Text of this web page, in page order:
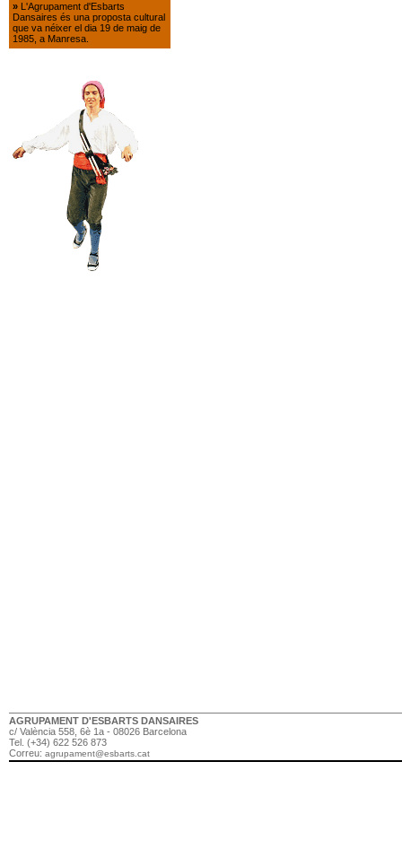
» L'Agrupament d'Esbarts
Dansaires és una proposta cultural
que va néixer el dia 19 de maig de
1985, a Manresa.
AGRUPAMENT D'ESBARTS DANSAIRES
c/ València 558, 6è 1a - 08026 Barcelona
Tel. (+34) 622 526 873
Correu: agrupament@esbarts.cat